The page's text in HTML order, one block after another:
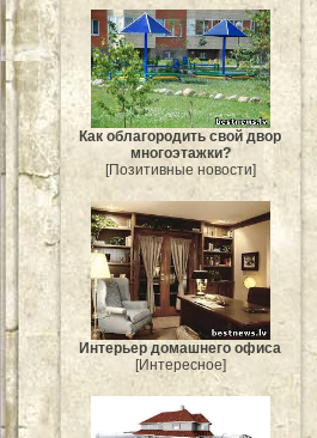
Как облагородить свой двор
многоэтажки?
[Позитивные новости]
Интерьер домашнего офиса
[Интересное]